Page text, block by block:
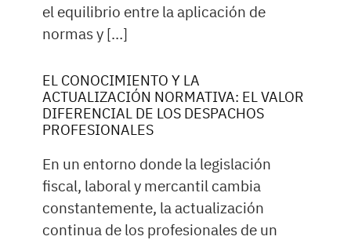
el equilibrio entre la aplicación de
normas y […]
EL CONOCIMIENTO Y LA
ACTUALIZACIÓN NORMATIVA: EL VALOR
DIFERENCIAL DE LOS DESPACHOS
PROFESIONALES
En un entorno donde la legislación
fiscal, laboral y mercantil cambia
constantemente, la actualización
continua de los profesionales de un